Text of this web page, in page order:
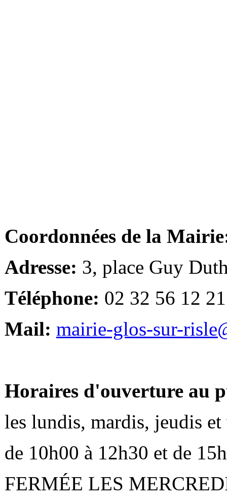
Coordonnées de la
Adresse: 3, place Guy
Téléphone: 02 32 56 12 21
Mail: mairie-glos-sur-
Horaires d'ouverture au
les lundis, mardis, jeudis et
de 10h00 à 12h30 et de
FERMÉE LES